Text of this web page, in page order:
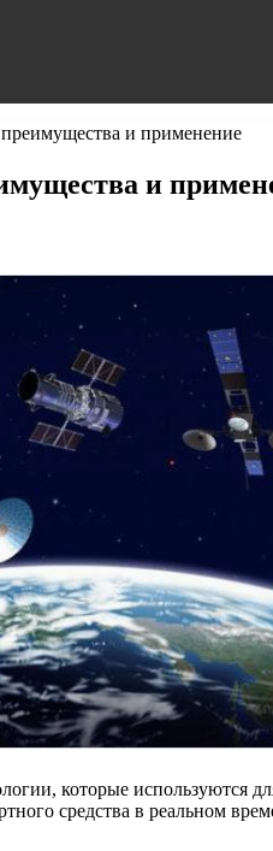
и применение
и
которые используются
средства в реальном